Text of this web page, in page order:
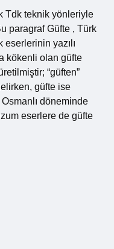
Tdk teknik yönleriyle
paragraf Güfte , Türk
eserlerinin yazılı
kökenli olan güfte
“güften”
güfte ise
döneminde
eserlere de güfte